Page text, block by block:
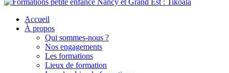
Accueil
À propos
Qui sommes-nous ?
Nos engagements
Les formations
Lieux de formation